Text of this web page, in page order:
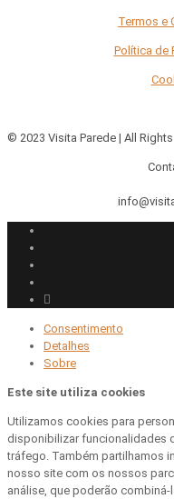
Termos e
Política de
© 2023 Visita Parede | All
Consentimento
Detalhes
Sobre
Este site utiliza cookies
Utilizamos cookies para
disponibilizar funcionalidades
tráfego. Também partilhamos
nosso site com os nossos
análise, que poderão